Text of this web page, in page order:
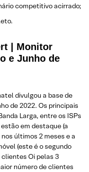
competitivo acirrado;
| Monitor
e Junho de
divulgou a base de
de 2022. Os principais
Larga, entre os ISPs
em destaque (a
últimos 2 meses e a
(este é o segundo
Oi pelas 3
número de clientes